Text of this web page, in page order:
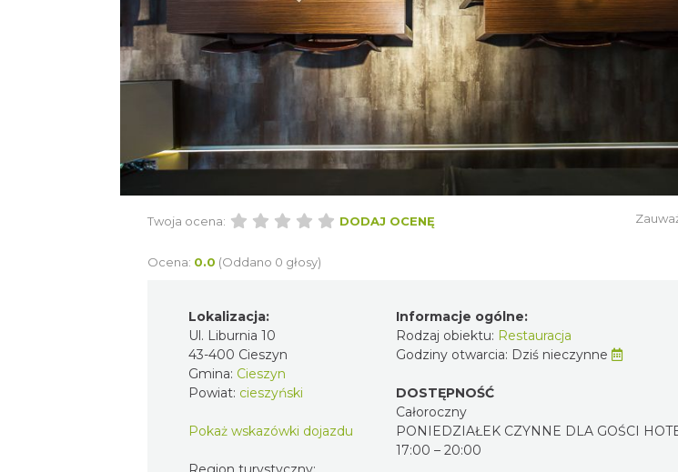
Twoja ocena: DODAJ OCENĘ
Ocena: 0.0 (Oddano 0 głosy)
Lokalizacja:
Ul. Liburnia 10
43-400 Cieszyn
Gmina: Cieszyn
Powiat: cieszyński
Pokaż wskazówki dojazdu
Informacje ogólne:
Rodzaj obiektu: Restauracja
Godziny otwarcia: Dziś nieczynne
DOSTĘPNOŚĆ
Całoroczny
PONIEDZIAŁEK CZYNNE DLA GOŚCI
17:00 – 20:00